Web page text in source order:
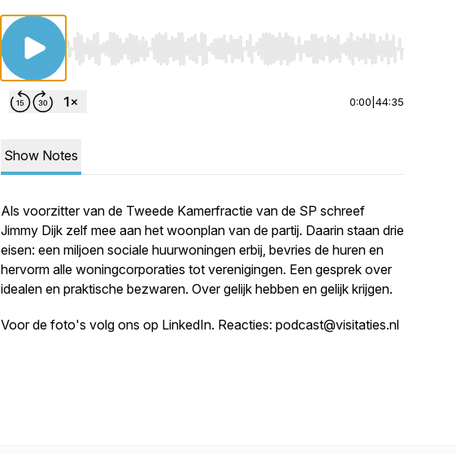
Use Left/Right to seek, Home/End to jump to start or end. Hold
0:00 44:35
Show Notes
Als voorzitter van de Tweede Kamerfractie van de SP schreef
Jimmy Dijk zelf mee aan het woonplan van de partij. Daarin staan drie
eisen: een miljoen sociale huurwoningen erbij, bevries de huren en
hervorm alle woningcorporaties tot verenigingen. Een gesprek over
idealen en praktische bezwaren. Over gelijk hebben en gelijk krijgen.
Voor de foto's volg ons op LinkedIn. Reacties: podcast@visitaties.nl